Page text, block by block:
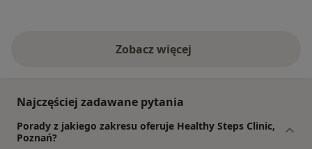
Zobacz więcej
Najczęściej zadawane pytania
Porady z jakiego zakresu oferuje Healthy Steps Clinic,
Poznań?